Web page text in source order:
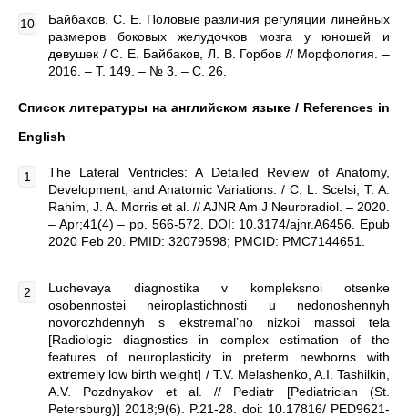
Байбаков, С. Е. Половые различия регуляции линейных
размеров боковых желудочков мозга у юношей и
девушек / С. Е. Байбаков, Л. В. Горбов // Морфология. –
2016. – Т. 149. – № 3. – С. 26.
Список литературы на английском языке / References in
English
The Lateral Ventricles: A Detailed Review of Anatomy,
Development, and Anatomic Variations. / C. L. Scelsi, T. A.
Rahim, J. A. Morris et al. // AJNR Am J Neuroradiol. – 2020.
– Apr;41(4) – pp. 566-572. DOI: 10.3174/ajnr.A6456. Epub
2020 Feb 20. PMID: 32079598; PMCID: PMC7144651.
Luchevaya diagnostika v kompleksnoi otsenke
osobennostei neiroplastichnosti u nedonoshennyh
novorozhdennyh s ekstremal’no nizkoi massoi tela
[Radiologic diagnostics in complex estimation of the
features of neuroplasticity in preterm newborns with
extremely low birth weight] / T.V. Melashenko, A.I. Tashilkin,
A.V. Pozdnyakov et al. // Pediatr [Pediatrician (St.
Petersburg)] 2018;9(6). P.21-28. doi: 10.17816/ PED9621-